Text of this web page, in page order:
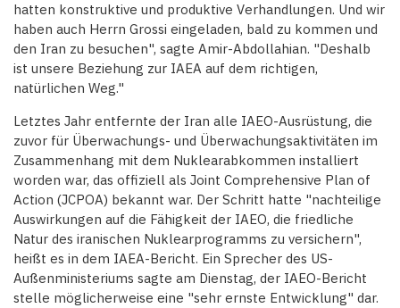
hatten konstruktive und produktive Verhandlungen. Und wir
haben auch Herrn Grossi eingeladen, bald zu kommen und
den Iran zu besuchen", sagte Amir-Abdollahian. "Deshalb
ist unsere Beziehung zur IAEA auf dem richtigen,
natürlichen Weg."
Letztes Jahr entfernte der Iran alle IAEO-Ausrüstung, die
zuvor für Überwachungs- und Überwachungsaktivitäten im
Zusammenhang mit dem Nuklearabkommen installiert
worden war, das offiziell als Joint Comprehensive Plan of
Action (JCPOA) bekannt war. Der Schritt hatte "nachteilige
Auswirkungen auf die Fähigkeit der IAEO, die friedliche
Natur des iranischen Nuklearprogramms zu versichern",
heißt es in dem IAEA-Bericht. Ein Sprecher des US-
Außenministeriums sagte am Dienstag, der IAEO-Bericht
stelle möglicherweise eine "sehr ernste Entwicklung" dar.